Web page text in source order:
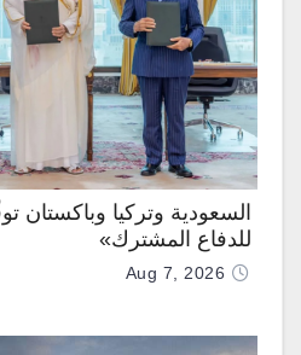
السعودية وتركيا وباكستان
للدفاع المشترك»
Aug 7, 2026